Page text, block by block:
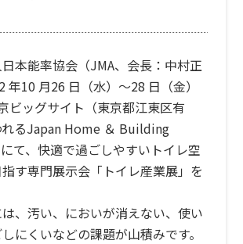
本能率協会（JMA、会長：中村正
年10 月26 日（水）～28 日（金）
ビッグサイト（東京都江東区有
れるJapan Home ＆ Building
て、快適で過ごしやすいトイレ空
す専門展示会「トイレ産業展」を
は、汚い、においが消えない、使い
にくいなどの課題が山積みです。